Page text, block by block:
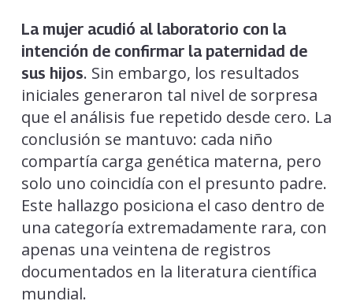
La mujer acudió al laboratorio con la
intención de confirmar la paternidad de
sus hijos. Sin embargo, los resultados
iniciales generaron tal nivel de sorpresa
que el análisis fue repetido desde cero. La
conclusión se mantuvo: cada niño
compartía carga genética materna, pero
solo uno coincidía con el presunto padre.
Este hallazgo posiciona el caso dentro de
una categoría extremadamente rara, con
apenas una veintena de registros
documentados en la literatura científica
mundial.